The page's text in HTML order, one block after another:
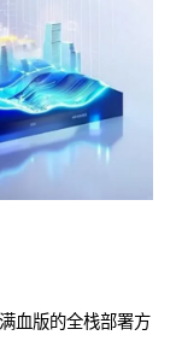
血版的全栈部署方